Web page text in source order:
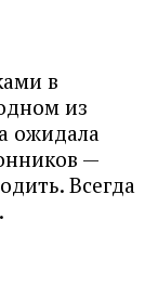
в
из
ожидала
—
Всегда